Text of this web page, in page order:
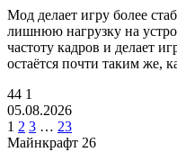
Мод делает игру более
лишнюю нагрузку на
частоту кадров и делает
остаётся почти таким же,
44 1
05.08.2026
1 2 3 … 23
Майнкрафт 26